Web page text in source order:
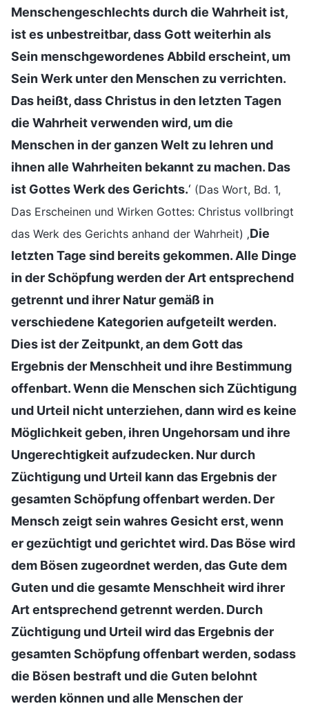
Menschengeschlechts durch die Wahrheit ist,
ist es unbestreitbar, dass Gott weiterhin als
Sein menschgewordenes Abbild erscheint, um
Sein Werk unter den Menschen zu verrichten.
Das heißt, dass Christus in den letzten Tagen
die Wahrheit verwenden wird, um die
Menschen in der ganzen Welt zu lehren und
ihnen alle Wahrheiten bekannt zu machen. Das
ist Gottes Werk des Gerichts.‘ (Das Wort, Bd. 1,
Das Erscheinen und Wirken Gottes: Christus vollbringt
das Werk des Gerichts anhand der Wahrheit) ‚Die
letzten Tage sind bereits gekommen. Alle Dinge
in der Schöpfung werden der Art entsprechend
getrennt und ihrer Natur gemäß in
verschiedene Kategorien aufgeteilt werden.
Dies ist der Zeitpunkt, an dem Gott das
Ergebnis der Menschheit und ihre Bestimmung
offenbart. Wenn die Menschen sich Züchtigung
und Urteil nicht unterziehen, dann wird es keine
Möglichkeit geben, ihren Ungehorsam und ihre
Ungerechtigkeit aufzudecken. Nur durch
Züchtigung und Urteil kann das Ergebnis der
gesamten Schöpfung offenbart werden. Der
Mensch zeigt sein wahres Gesicht erst, wenn
er gezüchtigt und gerichtet wird. Das Böse wird
dem Bösen zugeordnet werden, das Gute dem
Guten und die gesamte Menschheit wird ihrer
Art entsprechend getrennt werden. Durch
Züchtigung und Urteil wird das Ergebnis der
gesamten Schöpfung offenbart werden, sodass
die Bösen bestraft und die Guten belohnt
werden können und alle Menschen der